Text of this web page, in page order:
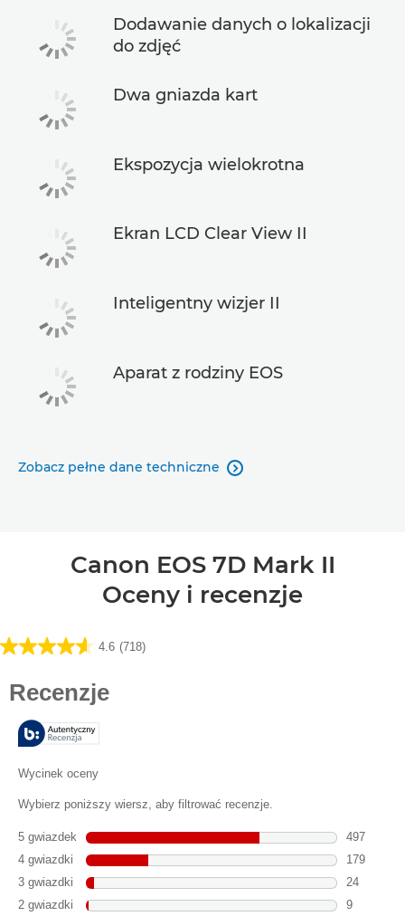
Dodawanie danych o lokalizacji
do zdjęć
Dwa gniazda kart
Ekspozycja wielokrotna
Ekran LCD Clear View II
Inteligentny wizjer II
Aparat z rodziny EOS
Zobacz pełne dane techniczne 
Canon EOS 7D Mark II
Oceny i recenzje
4.6 (718)
4.6
718
Recenzji